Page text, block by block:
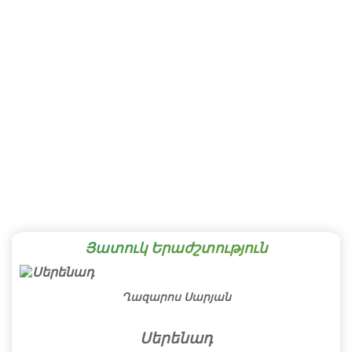
Յատուկ Երաժշտություն
Ղազարոս Սարյան
Սերենադ